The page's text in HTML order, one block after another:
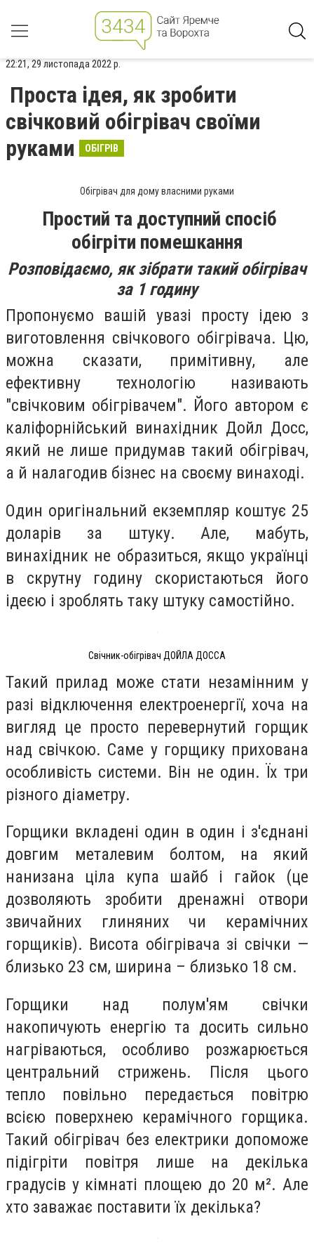
22:21, 29 листопада 2022 р.
Проста ідея, як зробити
свічковий обігрівач своїми
руками
ОБІГРІВ
Обігрівач для дому власними руками
Простий та доступний спосіб
обігріти помешкання
Розповідаємо, як зібрати такий обігрівач
за 1 годину
Пропонуємо вашій увазі просту ідею з
виготовлення свічкового обігрівача. Цю,
можна сказати, примітивну, але
ефективну технологію називають
"свічковим обігрівачем". Його автором є
каліфорнійський винахідник Дойл Досс,
який не лише придумав такий обігрівач,
а й налагодив бізнес на своєму винаході.
Один оригінальний екземпляр коштує 25
доларів за штуку. Але, мабуть,
винахідник не образиться, якщо українці
в скрутну годину скористаються його
ідеєю і зроблять таку штуку самостійно.
Свічник-обігрівач ДОЙЛА ДОССА
Такий прилад може стати незамінним у
разі відключення електроенергії, хоча на
вигляд це просто перевернутий горщик
над свічкою. Саме у горщику прихована
особливість системи. Він не один. Їх три
різного діаметру.
Горщики вкладені один в один і з'єднані
довгим металевим болтом, на який
нанизана ціла купа шайб і гайок (це
дозволяють зробити дренажні отвори
звичайних глиняних чи керамічних
горщиків). Висота обігрівача зі свічки —
близько 23 см, ширина – близько 18 см.
Горщики над полум'ям свічки
накопичують енергію та досить сильно
нагріваються, особливо розжарюється
центральний стрижень. Після цього
тепло повільно передається повітрю
всією поверхнею керамічного горщика.
Такий обігрівач без електрики допоможе
підігріти повітря лише на декілька
градусів у кімнаті площею до 20 м². Але
хто заважає поставити їх декілька?